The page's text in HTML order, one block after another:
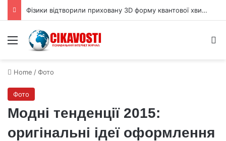
Фізики відтворили приховану 3D форму квантової хвильової функції
Menu
Home /Фото
Фото
Модні тенденції 2015:
оригінальні ідеї оформлення